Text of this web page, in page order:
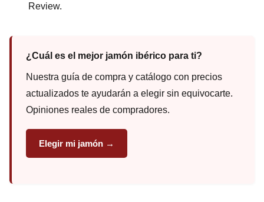
Review.
¿Cuál es el mejor jamón ibérico para ti?
Nuestra guía de compra y catálogo con precios
actualizados te ayudarán a elegir sin equivocarte.
Opiniones reales de compradores.
Elegir mi jamón →